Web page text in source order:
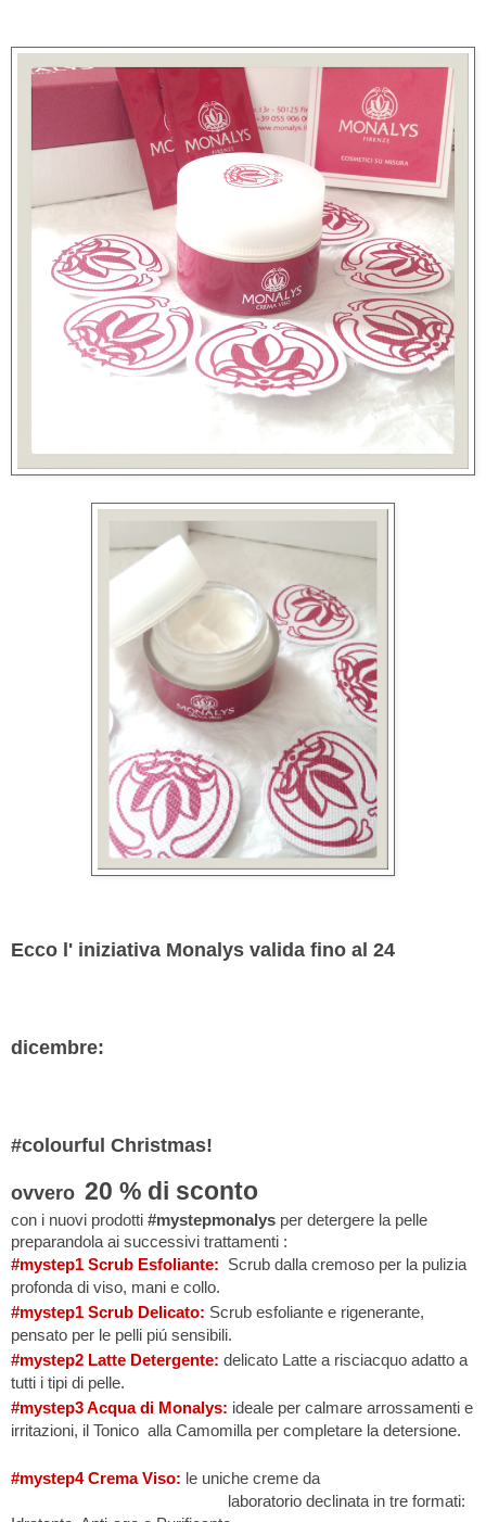
Ecco l' iniziativa Monalys valida fino al 24
dicembre:
#colourful Christmas!
ovvero 20 % di sconto
con i nuovi prodotti #mystepmonalys per detergere la pelle
preparandola ai successivi trattamenti :
#mystep1 Scrub Esfoliante: Scrub dalla cremoso per la pulizia
profonda di viso, mani e collo.
#mystep1 Scrub Delicato: Scrub esfoliante e rigenerante,
pensato per le pelli piú sensibili.
#mystep2 Latte Detergente: delicato Latte a risciacquo adatto a
tutti i tipi di pelle.
#mystep3 Acqua di Monalys: ideale per calmare arrossamenti e
irritazioni, il Tonico alla Camomilla per completare la detersione.
#mystep4 Crema Viso: le uniche creme da
laboratorio declinata in tre formati: